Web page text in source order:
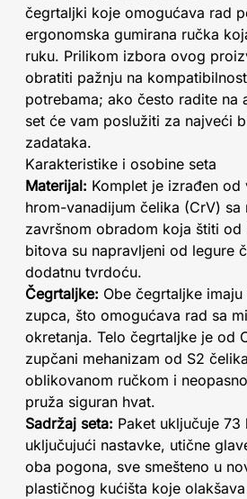
čegrtaljki koje omogućava rad
ergonomska gumirana ručka
ruku. Prilikom izbora ovog
obratiti pažnju na
potrebama; ako često radite na
set će vam poslužiti za najveći
zadataka.
Karakteristike i osobine seta
Materijal: Komplet je izrađen
hrom-vanadijum čelika (CrV) sa
završnom obradom koja štiti
bitova su napravljeni od legure
dodatnu tvrdoću.
Čegrtaljke: Obe čegrtaljke
zupca, što omogućava rad sa
okretanja. Telo čegrtaljke je od
zupčani mehanizam od S2
oblikovanom ručkom i
pruža siguran hvat.
Sadržaj seta: Paket uključuje 73
uključujući nastavke, utične
oba pogona, sve smešteno u
plastičnog kućišta koje